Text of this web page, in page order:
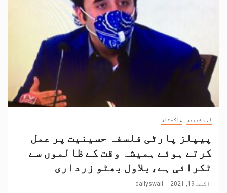
اہم خبریں پاکستان
پیپلز پارٹی فلسفہ حسینیت پر عمل
کرتے ہوئے ہمیشہ وقت کے ظالموں سے
ٹکرائی ہے،بلاول بھٹو زرداری
اگست 19, 2021 dailyswail